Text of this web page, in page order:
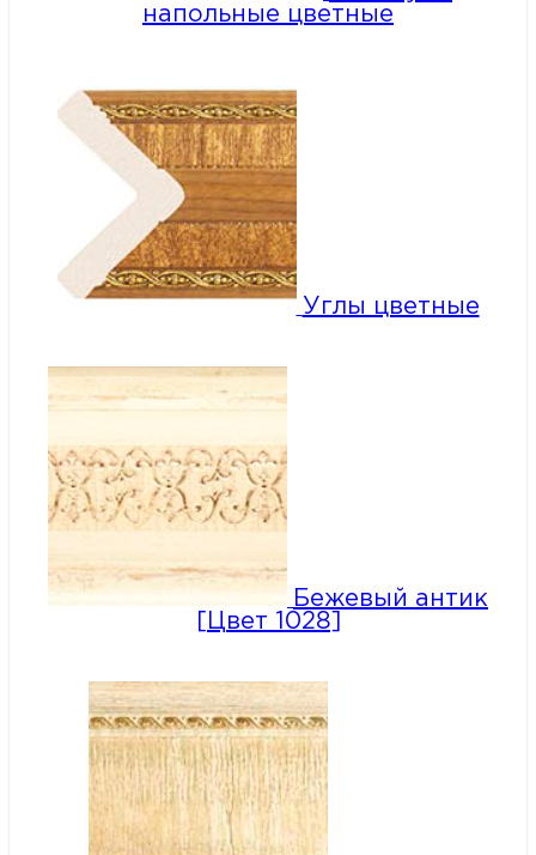
напольные цветные
Углы цветные
Бежевый антик
[Цвет 1028]